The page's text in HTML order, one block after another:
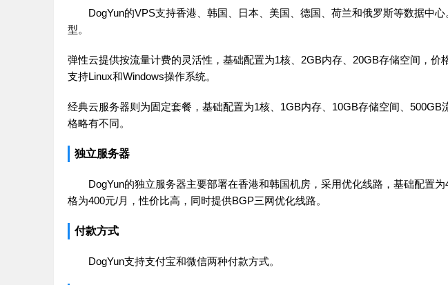
DogYun的VPS支持香港、韩国、日本、美国、德国、荷兰和俄罗斯等数据中
型。
弹性云提供按流量计费的灵活性，基础配置为1核、2GB内存、20GB存储空间，价
支持Linux和Windows操作系统。
经典云服务器则为固定套餐，基础配置为1核、1GB内存、10GB存储空间、500GB
格略有不同。
独立服务器
DogYun的独立服务器主要部署在香港和韩国机房，采用优化线路，基础配置
格为400元/月，性价比高，同时提供BGP三网优化线路。
付款方式
DogYun支持支付宝和微信两种付款方式。